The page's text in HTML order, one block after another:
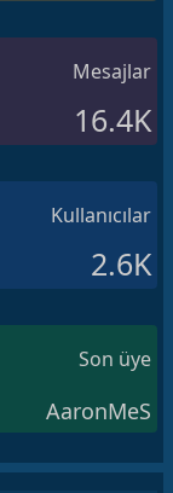
Mesajlar
16.4K
Kullanıcılar
2.6K
Son üye
AaronMeS